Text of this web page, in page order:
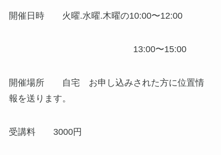
開催日時 火曜.水曜.木曜の10:00〜12:00
13:00〜15:00
開催場所 自宅 お申し込みされた方に位置情
報を送ります。
受講料 3000円